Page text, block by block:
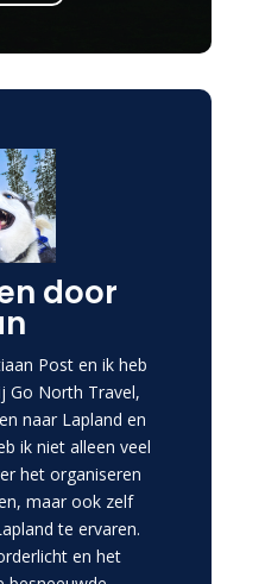
door
Post en ik heb
Go North Travel,
naar Lapland en
ik niet alleen veel
het organiseren
maar ook zelf
te ervaren.
en het